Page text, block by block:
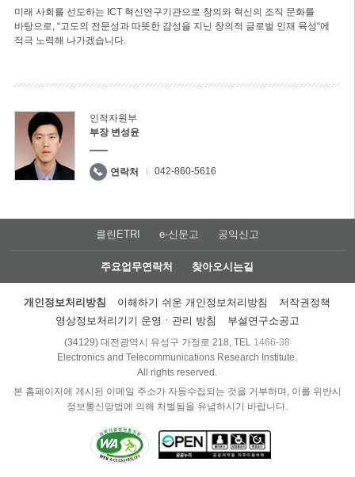
미래 사회를 선도하는 ICT 혁신연구기관으로 창의와 혁신의 조직 문화를
바탕으로, “고도의 전문성과 따뜻한 감성을 지닌 창의적 글로벌 인재 육성“에
적극 노력해 나가겠습니다.
인적자원부
부장 변성윤
연락처 042-860-5616
클린ETRI e-신문고 공익신고
주요업무연락처 찾아오시는길
개인정보처리방침 이해하기 쉬운 개인정보처리방침
저작권정책
영상정보처리기기 운영ㆍ관리 방침
부설연구소공고
(34129) 대전광역시 유성구 가정로 218, TEL 1466-38
Electronics and Telecommunications Research Institute.
All rights reserved.
본 홈페이지에 게시된 이메일 주소가 자동수집되는 것을 거부하며, 이를 위반시
정보통신망법에 의해 처벌됨을 유념하시기 바랍니다.